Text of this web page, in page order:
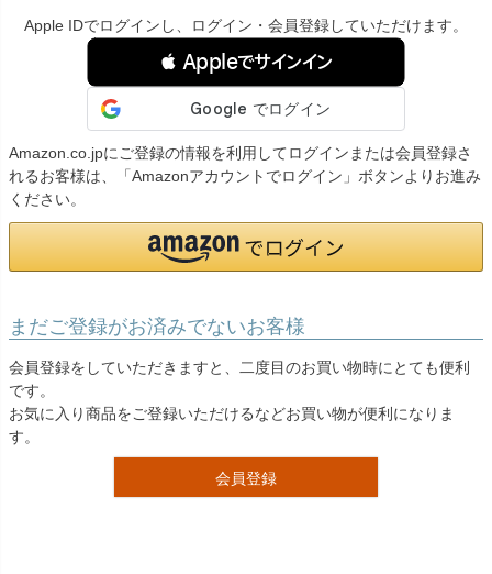
Apple IDでログインし、ログイン・会員登録していただけます。
 Appleでサインイン
Amazon.co.jpにご登録の情報を利用してログインまたは会員登録さ
れるお客様は、「Amazonアカウントでログイン」ボタンよりお進み
ください。
まだご登録がお済みでないお客様
会員登録をしていただきますと、二度目のお買い物時にとても便利
です。
お気に入り商品をご登録いただけるなどお買い物が便利になりま
す。
会員登録